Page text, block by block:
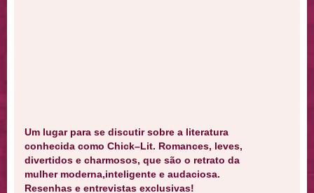
Um lugar para se discutir sobre a literatura
conhecida como Chick–Lit. Romances, leves,
divertidos e charmosos, que são o retrato da
mulher moderna,inteligente e audaciosa.
Resenhas e entrevistas exclusivas!